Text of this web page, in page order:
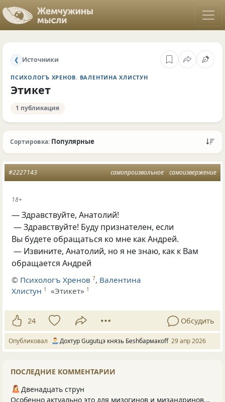
❮ Источники
ПСИХОЛОГЪ ХРЕНОВ, ВАЛЕНТИНА ХЛИСТУН
Этикет
1 публикация
Сортировка: Популярные
самопроизвольное самоизвержение
#2227143
18+
— Здравствуйте, Анатолий!
— Здравствуйте! Буду признателен, если
Вы будете обращаться ко мне как Андрей.
— Извините, Анатолий, но я не знаю, как к Вам
обращается Андрей
© Психологъ Хренов 7, Валентина
Хлистун 1 «Этикет» 1
24 Обсудить
Опубликовал Дохтур Gugutцэ князь Беshбармакоff 29 апр 2026
ПОСЛЕДНИЕ КОММЕНТАРИИ
Двенадцать струн
Особенно актуально это для мизогинов и мизандринов...